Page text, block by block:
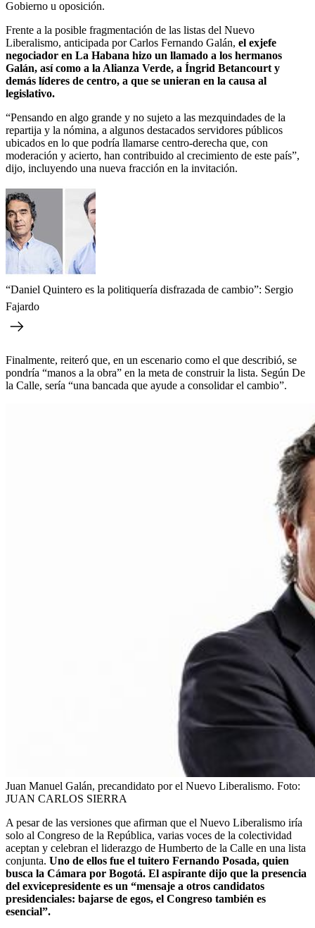
Gobierno u oposición.
Frente a la posible fragmentación de las listas del Nuevo
Liberalismo, anticipada por Carlos Fernando Galán, el exjefe
negociador en La Habana hizo un llamado a los hermanos
Galán, así como a la Alianza Verde, a Íngrid Betancourt y
demás líderes de centro, a que se unieran en la causa al
legislativo.
“Pensando en algo grande y no sujeto a las mezquindades de la
repartija y la nómina, a algunos destacados servidores públicos
ubicados en lo que podría llamarse centro-derecha que, con
moderación y acierto, han contribuido al crecimiento de este país”,
dijo, incluyendo una nueva fracción en la invitación.
“Daniel Quintero es la politiquería disfrazada de cambio”: Sergio
Fajardo
Finalmente, reiteró que, en un escenario como el que describió, se
pondría “manos a la obra” en la meta de construir la lista. Según De
la Calle, sería “una bancada que ayude a consolidar el cambio”.
Juan Manuel Galán, precandidato por el Nuevo Liberalismo. Foto:
JUAN CARLOS SIERRA
A pesar de las versiones que afirman que el Nuevo Liberalismo iría
solo al Congreso de la República, varias voces de la colectividad
aceptan y celebran el liderazgo de Humberto de la Calle en una lista
conjunta. Uno de ellos fue el tuitero Fernando Posada, quien
busca la Cámara por Bogotá. El aspirante dijo que la presencia
del exvicepresidente es un “mensaje a otros candidatos
presidenciales: bajarse de egos, el Congreso también es
esencial”.